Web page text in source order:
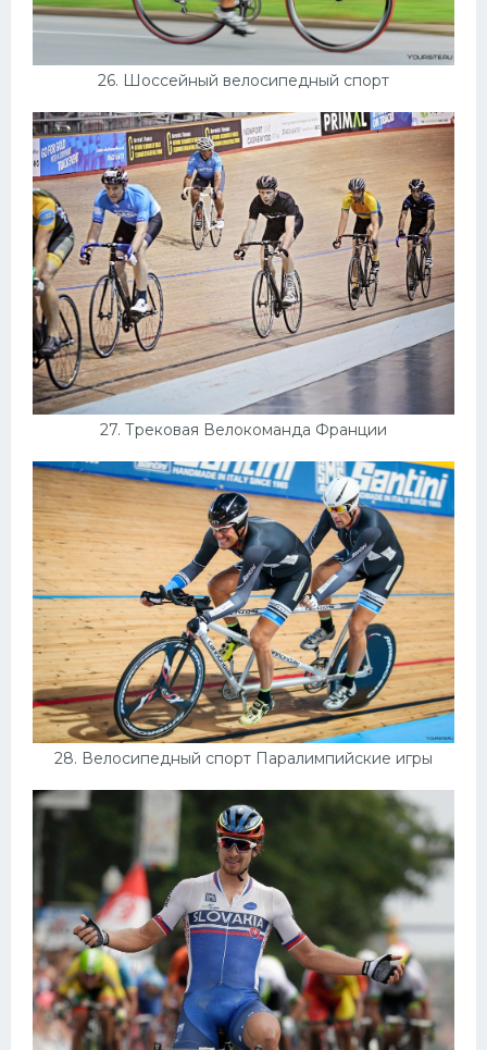
26. Шоссейный велосипедный спорт
27. Трековая Велокоманда Франции
28. Велосипедный спорт Паралимпийские игры